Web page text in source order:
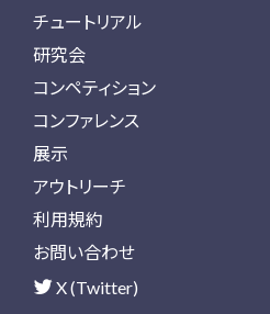
チュートリアル
研究会
コンペティション
コンファレンス
展示
アウトリーチ
利用規約
お問い合わせ
X (Twitter)